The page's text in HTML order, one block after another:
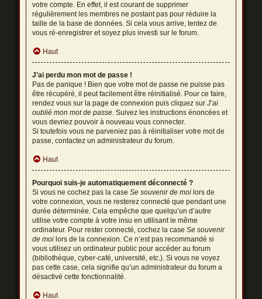
votre compte. En effet, il est courant de supprimer
régulièrement les membres ne postant pas pour réduire la
taille de la base de données. Si cela vous arrive, tentez de
vous ré-enregistrer et soyez plus investi sur le forum.
Haut
J’ai perdu mon mot de passe !
Pas de panique ! Bien que votre mot de passe ne puisse pas
être récupéré, il peut facilement être réinitialisé. Pour ce faire,
rendez vous sur la page de connexion puis cliquez surJ’ai
oublié mon mot de passe. Suivez les instructions énoncées et
vous devriez pouvoir à nouveau vous connecter.
Si toutefois vous ne parveniez pas à réinitialiser votre mot de
passe, contactez un administrateur du forum.
Haut
Pourquoi suis-je automatiquement déconnecté ?
Si vous ne cochez pas la caseSe souvenir de moi lors de
votre connexion, vous ne resterez connecté que pendant une
durée déterminée. Cela empêche que quelqu’un d’autre
utilise votre compte à votre insu en utilisant le même
ordinateur. Pour rester connecté, cochez la caseSe souvenir
de moi lors de la connexion. Ce n’est pas recommandé si
vous utilisez un ordinateur public pour accéder au forum
(bibliothèque, cyber-café, université, etc.). Si vous ne voyez
pas cette case, cela signifie qu’un administrateur du forum a
désactivé cette fonctionnalité.
Haut